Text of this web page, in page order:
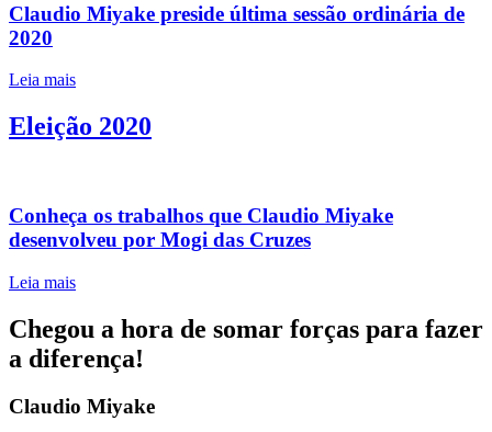
Claudio Miyake preside última sessão ordinária de
2020
Leia mais
Eleição 2020
Conheça os trabalhos que Claudio Miyake
desenvolveu por Mogi das Cruzes
Leia mais
Chegou a hora de somar forças para fazer
a diferença!
Claudio Miyake